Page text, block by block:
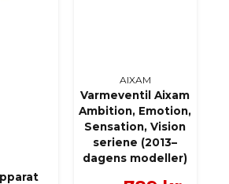
AIXAM
Varmeventil Aixam
Ambition, Emotion,
Sensation, Vision
seriene (2013–
dagens modeller)